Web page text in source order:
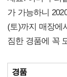
가 가능하니
(토)까지 매장에
짐한 경품에 꼭
경품